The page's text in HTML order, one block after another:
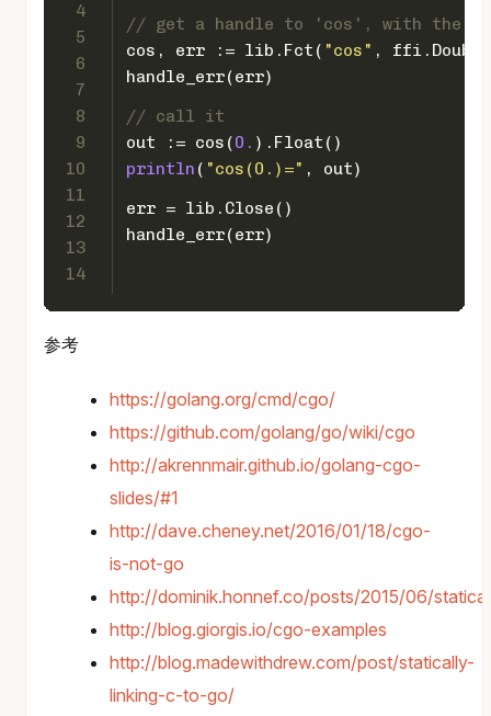
4
5
6
7
8
9
10
11
12
13
14
// get a handle to 'cos', with the
cos, err := lib.Fct( "cos" ,
handle_err(err)
// call it
out := cos(0. ).Float()
println ( "cos(0.)=" , out)
err = lib.Close()
handle_err(err)
参考
https://golang.org/cmd/cgo/
https://github.com/golang/go/wiki/cgo
http://akrennmair.github.io/golang-cgo-
slides/#1
http://dave.cheney.net/2016/01/18/cgo-
is-not-go
http://dominik.honnef.co/posts/2015/06/
http://blog.giorgis.io/cgo-examples
http://blog.madewithdrew.com/post/statically-
linking-c-to-go/